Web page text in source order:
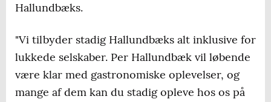
Hallundbæks.
"Vi tilbyder stadig Hallundbæks alt inklusive for
lukkede selskaber. Per Hallundbæk vil løbende
være klar med gastronomiske oplevelser, og
mange af dem kan du stadig opleve hos os på